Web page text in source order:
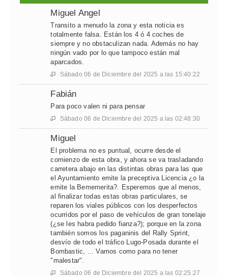
Miguel Angel
Transito a menudo la zona y esta noticia es
totalmente falsa. Están los 4 ó 4 coches de
siempre y no obstaculizan nada. Además no hay
ningún vado por lo que tampoco están mal
aparcados.
 Sábado 06 de Diciembre del 2025 a las 15:40:22
Fabián
Para poco valen ni para pensar
 Sábado 06 de Diciembre del 2025 a las 02:48:30
Miguel
El problema no es puntual, ocurre desde el
comienzo de esta obra, y ahora se va trasladando
carretera abajo en las distintas obras para las que
el Ayuntamiento emite la preceptiva Licencia ¿o la
emite la Bememerita?. Esperemos que al menos,
al finalizar todas estas obras particulares, se
reparen los viales públicos con los desperfectos
ocurridos por el paso de vehículos de gran tonelaje
(¿se les habra pedido fianza?); porque en la zona
también somos los paganinis del Rally Sprint,
desvío de todo el tráfico Lugo-Posada durante el
Bombastic, ... Vamos como para no tener
"malestar".
 Sábado 06 de Diciembre del 2025 a las 02:25:27